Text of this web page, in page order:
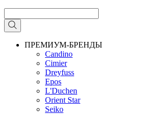
ПРЕМИУМ-БРЕНДЫ
Candino
Cimier
Dreyfuss
Epos
L'Duchen
Orient Star
Seiko